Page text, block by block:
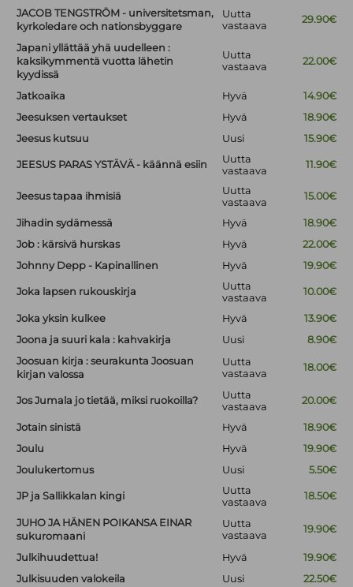
JACOB TENGSTRÖM - universitetsman,
kyrkoledare och nationsbyggare
Uutta
vastaava
29.90€
Japani yllättää yhä uudelleen :
kaksikymmentä vuotta lähetin
kyydissä
Uutta
vastaava
22.00€
Jatkoaika Hyvä
14.90€
Jeesuksen vertaukset
Hyvä
18.90€
Jeesus kutsuu
Uusi 15.90€
JEESUS PARAS YSTÄVÄ - käännä esiin
Uutta
vastaava
11.90€
Jeesus tapaa ihmisiä
Uutta
vastaava
15.00€
Jihadin sydämessä Hyvä
18.90€
Job : kärsivä hurskas
Hyvä
22.00€
Johnny Depp - Kapinallinen
Hyvä 19.90€
Joka lapsen rukouskirja
Uutta
vastaava
10.00€
Joka yksin kulkee Hyvä
13.90€
Joona ja suuri kala : kahvakirja
Uusi
8.90€
Joosuan kirja : seurakunta Joosuan
kirjan valossa
Uutta
vastaava
18.00€
Jos Jumala jo tietää, miksi ruokoilla?
Uutta
vastaava
20.00€
Jotain sinistä Hyvä
18.90€
Joulu
Hyvä
19.90€
Joulukertomus
Uusi 5.50€
JP ja Sallikkalan kingi
Uutta
vastaava
18.50€
JUHO JA HÄNEN POIKANSA EINAR
sukuromaani
Uutta
vastaava
19.90€
Julkihuudettua! Hyvä
19.90€
Julkisuuden valokeila
Uusi
22.50€